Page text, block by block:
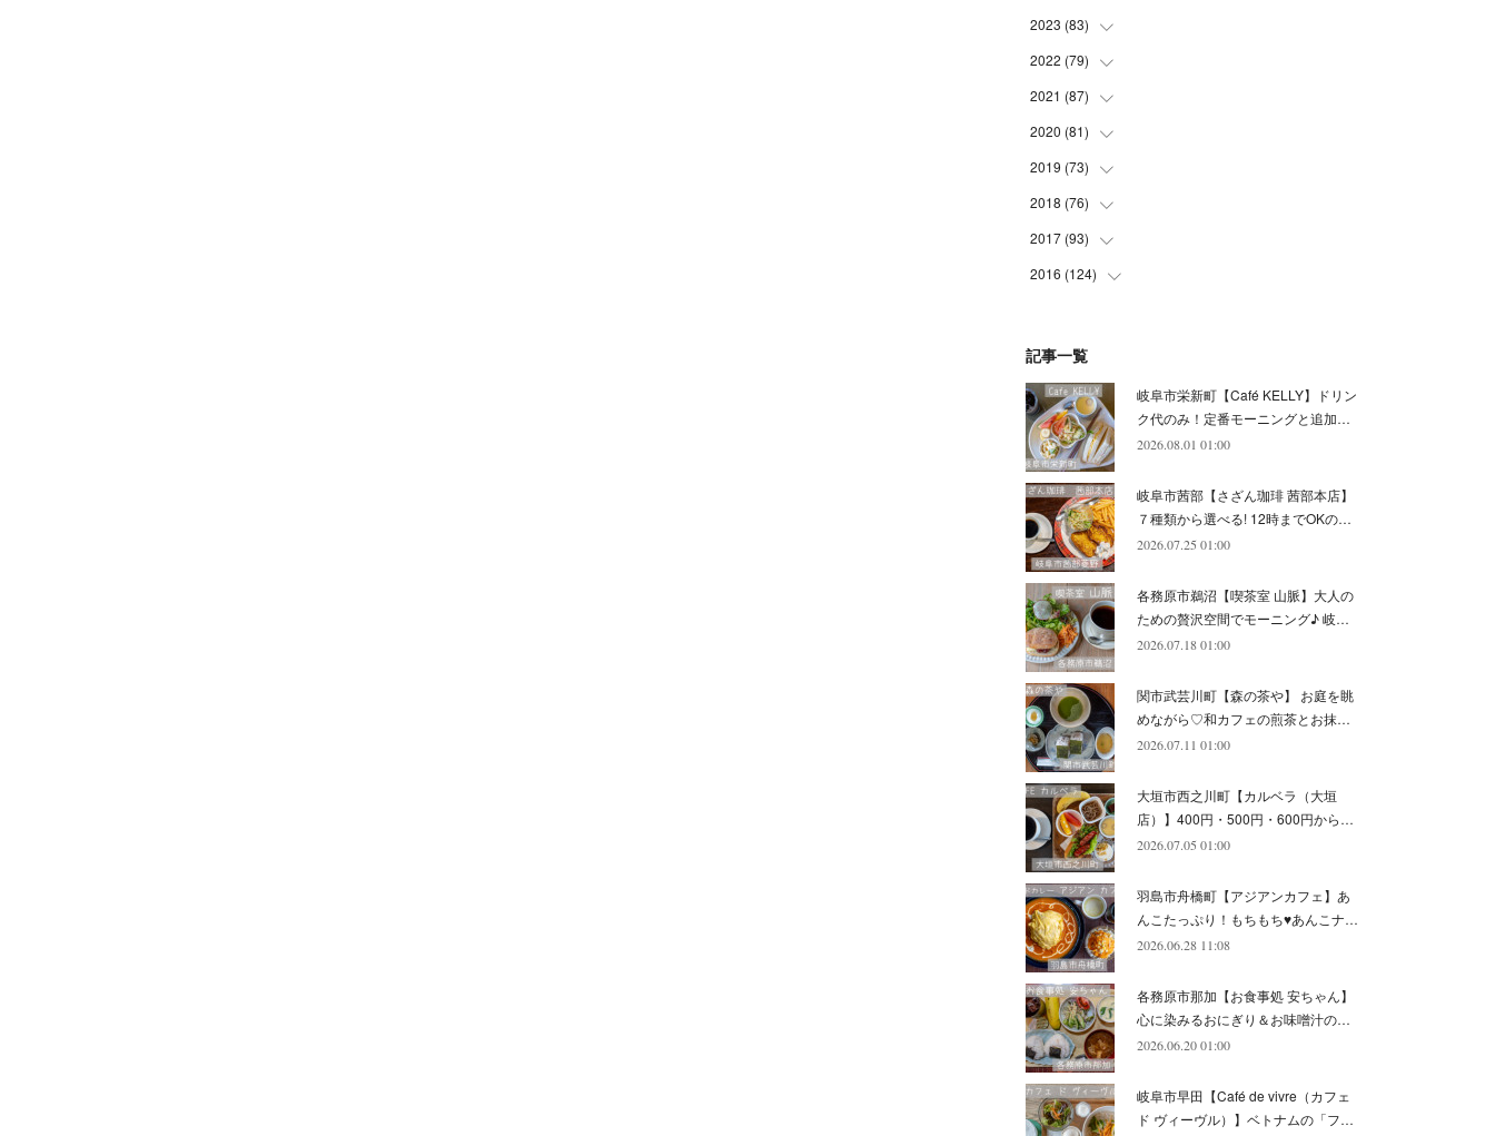
(5
(4
(5
(4
(5
(6
(6
(6
(5
(4
(5
(7
(7
(5
(7
(7
(8
(9
(8
(11
(8)
(6
(10)
2023 (83)
(6
(7
(7
(9
(8
(7
(7)
(5
(6)
(8)
2022 (79)
(4
(8
(10
)
(7
(8
(9)
(4)
(6)
2021 (87)
(12
)
(9
(11
)
(1
(6)
( 7)
(9)
(2)
2020 (81)
(10
)
(11
)
(8
(7)
(5)
(1)
(8)
(4)
(7)
2019 (73)
(4
(6
(4)
(5)
(4)
(4)
(10)
(10)
(6)
2018 (76)
(9
(3)
(8)
(7)
(6)
(5)
(6)
(8)
(8)
2017 (93)
(7)
(8)
(8)
(8)
(9)
(9)
(9)
(7)
(11)
2016 (124)
(10)
(12)
(16)
(9)
(13)
(8)
(6)
(12)
(6)
記事一覧
岐阜市栄新町【Café KELLY】ドリン
ク代のみ！定番モーニングと追加…
2026.08.01 01:00
岐阜市茜部【さざん珈琲 茜部本店】
７種類から選べる! 12時までOKの…
2026.07.25 01:00
各務原市鵜沼【喫茶室 山脈】大人の
ための贅沢空間でモーニング♪ 岐…
2026.07.18 01:00
関市武芸川町【森の茶や】 お庭を眺
めながら♡和カフェの煎茶とお抹…
2026.07.11 01:00
大垣市西之川町【カルベラ（大垣
店）】400円・500円・600円から…
2026.07.05 01:00
羽島市舟橋町【アジアンカフェ】あ
んこたっぷり！もちもち♥あんこナ…
2026.06.28 11:08
各務原市那加【お食事処 安ちゃん】
心に染みるおにぎり＆お味噌汁の…
2026.06.20 01:00
岐阜市早田【Café de vivre（カフェ
ド ヴィーヴル）】ベトナムの「フ…